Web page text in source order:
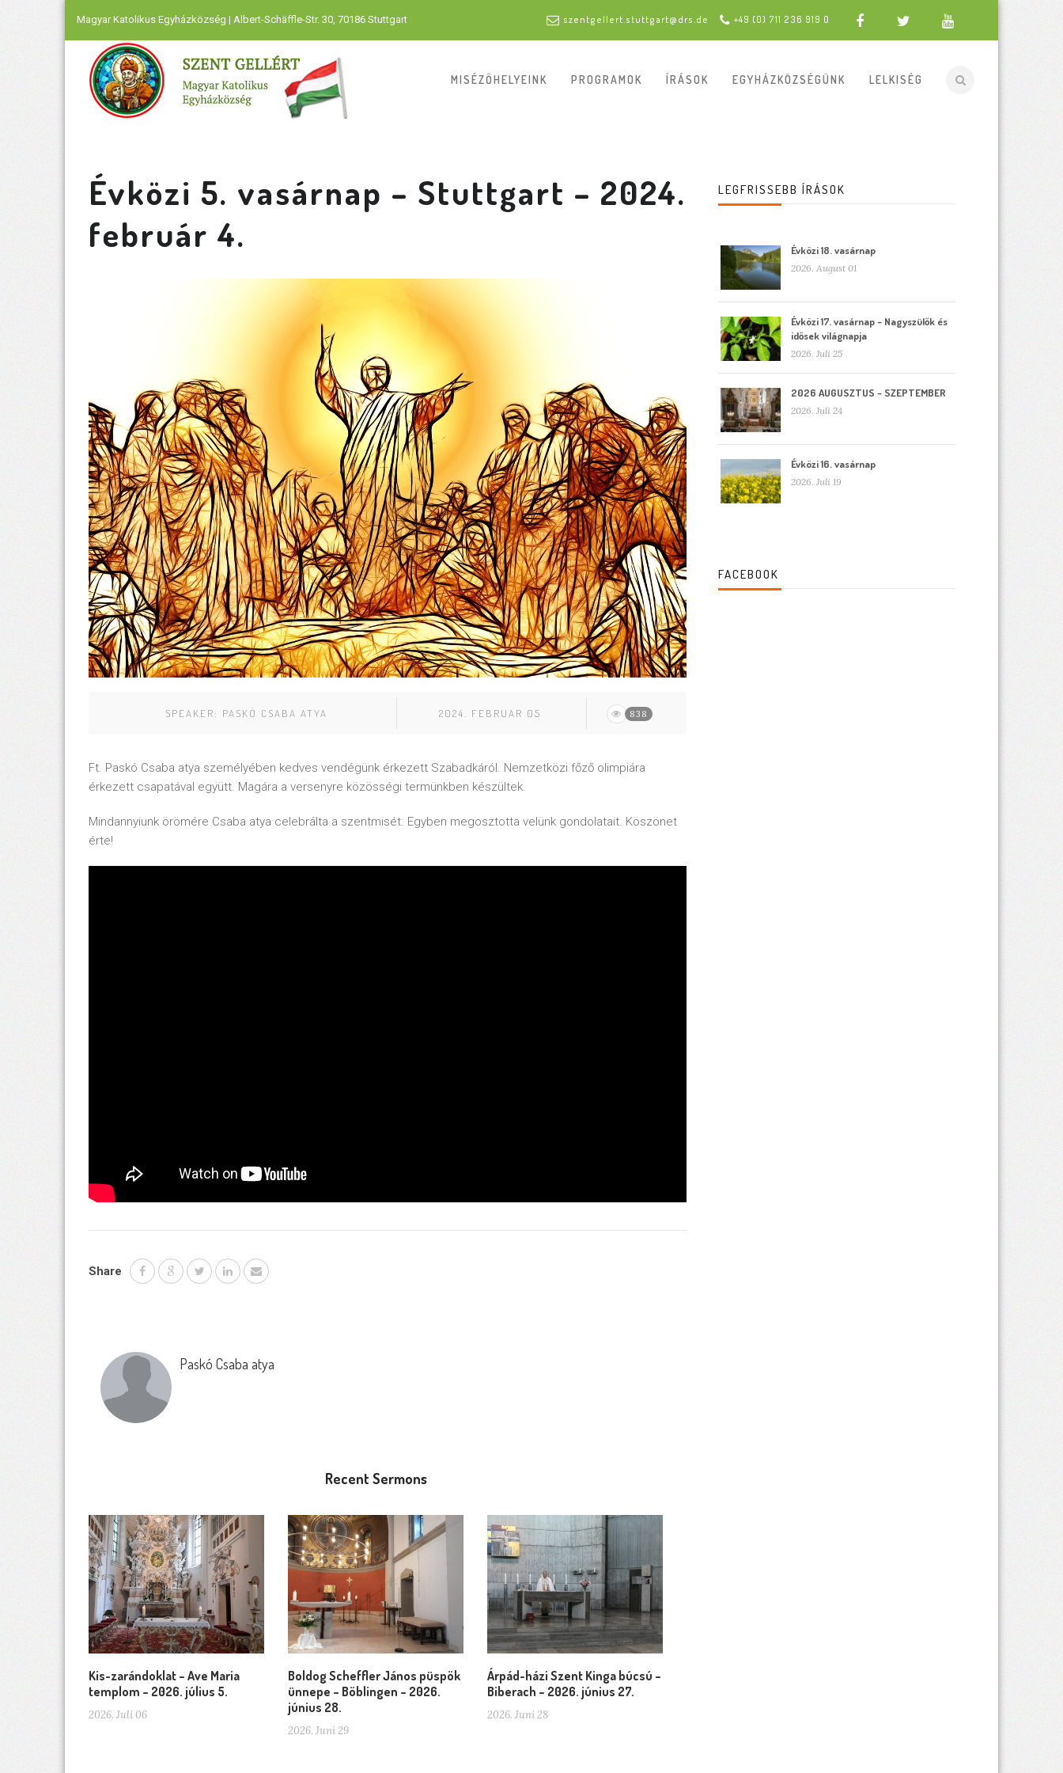
Magyar Katolikus Egyházközség | Albert-Schäffle-Str. 30, 70186 Stuttgart szentgellert.stuttgart@drs.de +49 (0) 711 236 919 0
MISÉZŐHELYEINK PROGRAMOK ÍRÁSOK EGYHÁZKÖZSÉGÜNK LELKISÉG
Évközi 5. vasárnap – Stuttgart – 2024.
február 4.
SPEAKER: PASKÓ CSABA ATYA 2024. FEBRUAR 05 838
Ft. Paskó Csaba atya személyében kedves vendégünk érkezett Szabadkáról. Nemzetközi főző olimpiára
érkezett csapatával együtt. Magára a versenyre közösségi termünkben készültek.
Mindannyiunk örömére Csaba atya celebrálta a szentmisét. Egyben megosztotta velünk gondolatait. Köszönet
érte!
Share
Paskó Csaba atya
Recent Sermons
Kis-zarándoklat – Ave Maria
templom – 2026. július 5.
2026. Juli 06
Boldog Scheffler János püspök
ünnepe – Böblingen – 2026.
június 28.
2026. Juni 29
Árpád-házi Szent Kinga búcsú –
Biberach – 2026. június 27.
2026. Juni 28
LEGFRISSEBB ÍRÁSOK
Évközi 18. vasárnap
2026. August 01
Évközi 17. vasárnap – Nagyszülők és
idősek világnapja
2026. Juli 25
2026 AUGUSZTUS – SZEPTEMBER
2026. Juli 24
Évközi 16. vasárnap
2026. Juli 19
FACEBOOK